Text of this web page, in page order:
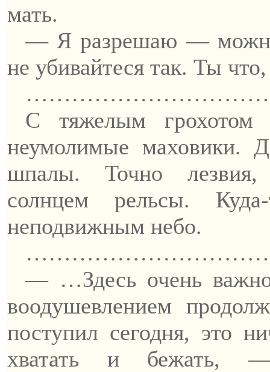
мать.
— Я разрешаю —
не убивайтеся так. Ты
С тяжелым грохотом
неумолимые маховики.
шпалы. Точно лезвия,
солнцем рельсы.
неподвижным небо.
— …Здесь очень
воодушевлением
поступил сегодня, это
хватать и